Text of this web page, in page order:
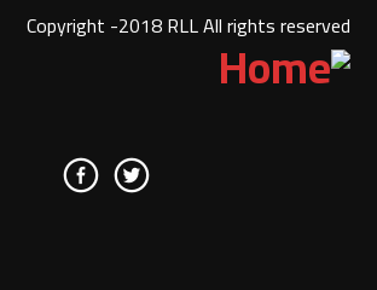
Copyright -2018 RLL All rights reserved